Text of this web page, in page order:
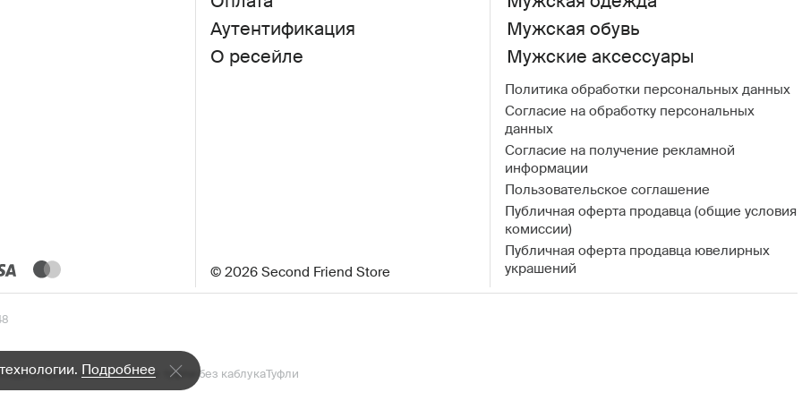
Подробнее
Аутентификация
О ресейле
© 2026 Second Friend Store
Мужская обувь
Мужские аксессуары
Политика обработки персональных данных
Согласие на обработку персональных
данных
Согласие на получение рекламной
информации
Пользовательское соглашение
Публичная оферта продавца (общие условия
комиссии)
Публичная оферта продавца ювелирных
украшений
Кеды и кроссовкиБалетки и туфли без каблукаТуфли